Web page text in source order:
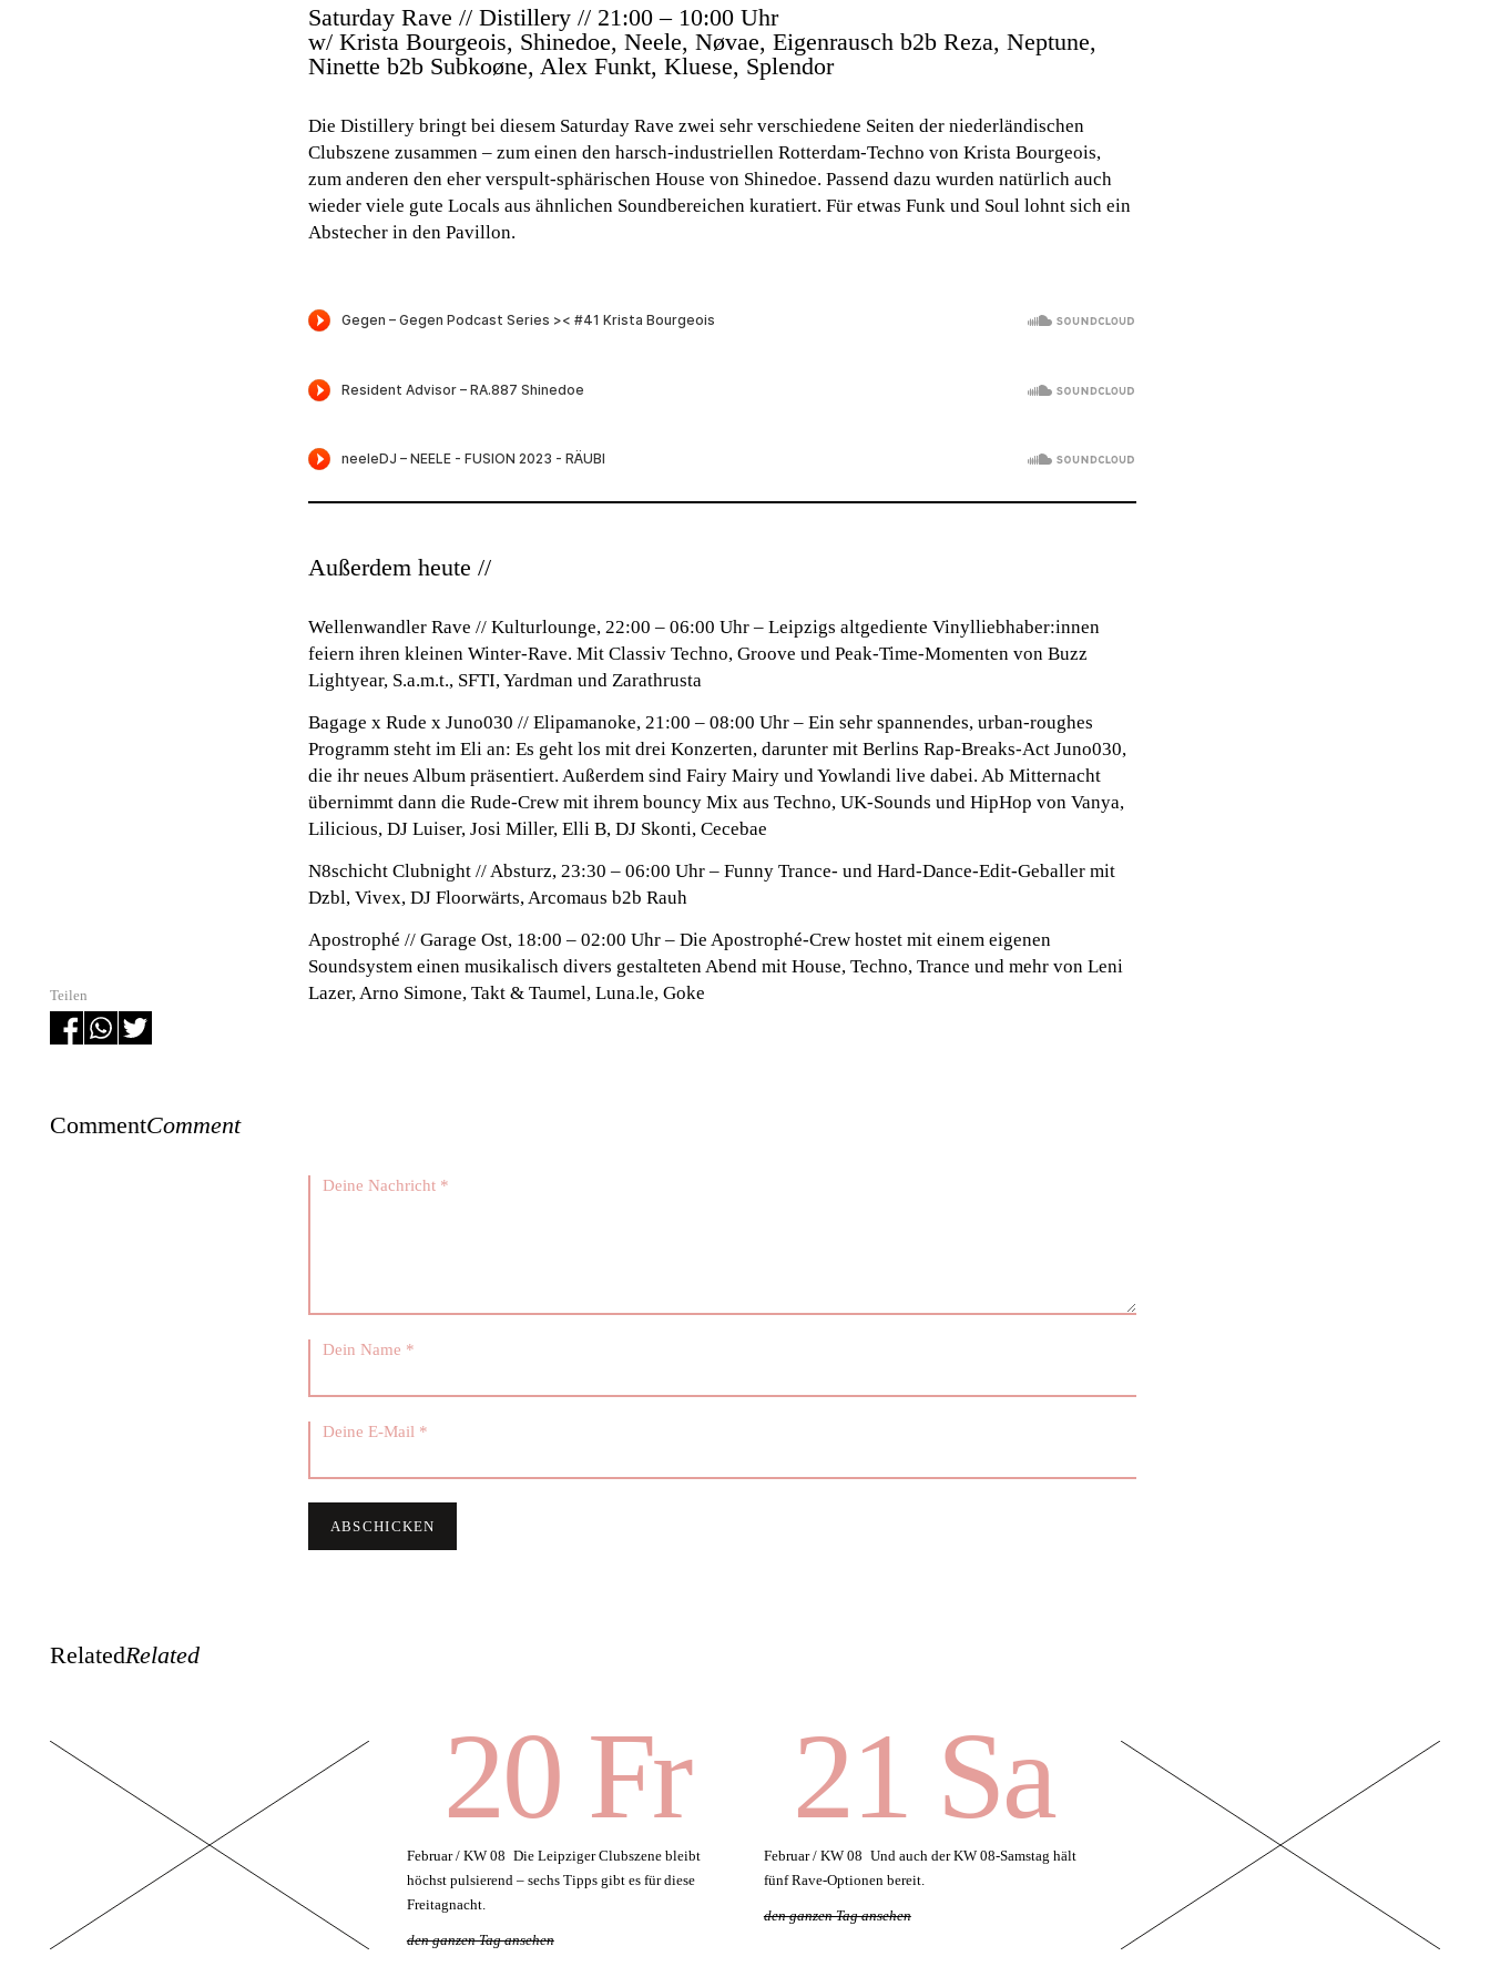
Teilen
Saturday Rave // Distillery // 21:00 – 10:00 Uhr
w/ Krista Bourgeois, Shinedoe, Neele, Nøvae, Eigenrausch b2b Reza, Neptune,
Ninette b2b Subkoøne, Alex Funkt, Kluese, Splendor
Die Distillery bringt bei diesem Saturday Rave zwei sehr verschiedene Seiten der niederländischen
Clubszene zusammen – zum einen den harsch-industriellen Rotterdam-Techno von Krista Bourgeois,
zum anderen den eher verspult-sphärischen House von Shinedoe. Passend dazu wurden natürlich auch
wieder viele gute Locals aus ähnlichen Soundbereichen kuratiert. Für etwas Funk und Soul lohnt sich ein
Abstecher in den Pavillon.
Außerdem heute //
Wellenwandler Rave // Kulturlounge, 22:00 – 06:00 Uhr –Leipzigs altgediente Vinylliebhaber:innen
feiern ihren kleinen Winter-Rave. Mit Classiv Techno, Groove und Peak-Time-Momenten von Buzz
Lightyear, S.a.m.t., SFTI, Yardman und Zarathrusta
Bagage x Rude x Juno030 // Elipamanoke, 21:00 – 08:00 Uhr – Ein sehr spannendes, urban-roughes
Programm steht im Eli an: Es geht los mit drei Konzerten, darunter mit Berlins Rap-Breaks-Act Juno030,
die ihr neues Album präsentiert. Außerdem sind Fairy Mairy und Yowlandi live dabei. Ab Mitternacht
übernimmt dann die Rude-Crew mit ihrem bouncy Mix aus Techno, UK-Sounds und HipHop von Vanya,
Lilicious, DJ Luiser, Josi Miller, Elli B, DJ Skonti, Cecebae
N8schicht Clubnight // Absturz, 23:30 – 06:00 Uhr –Funny Trance- und Hard-Dance-Edit-Geballer mit
Dzbl, Vivex, DJ Floorwärts, Arcomaus b2b Rauh
Apostrophé // Garage Ost, 18:00 – 02:00 Uhr –Die Apostrophé-Crew hostet mit einem eigenen
Soundsystem einen musikalisch divers gestalteten Abend mit House, Techno, Trance und mehr von Leni
Lazer, Arno Simone, Takt & Taumel, Luna.le, Goke
CommentComment
RelatedRelated
21 Sa
Februar / KW 08 Und auch der KW 08-Samstag hält
fünf Rave-Optionen bereit.
den ganzen Tag ansehen
20 Fr
Februar / KW 08 Die Leipziger Clubszene bleibt
höchst pulsierend – sechs Tipps gibt es für diese
Freitagnacht.
den ganzen Tag ansehen